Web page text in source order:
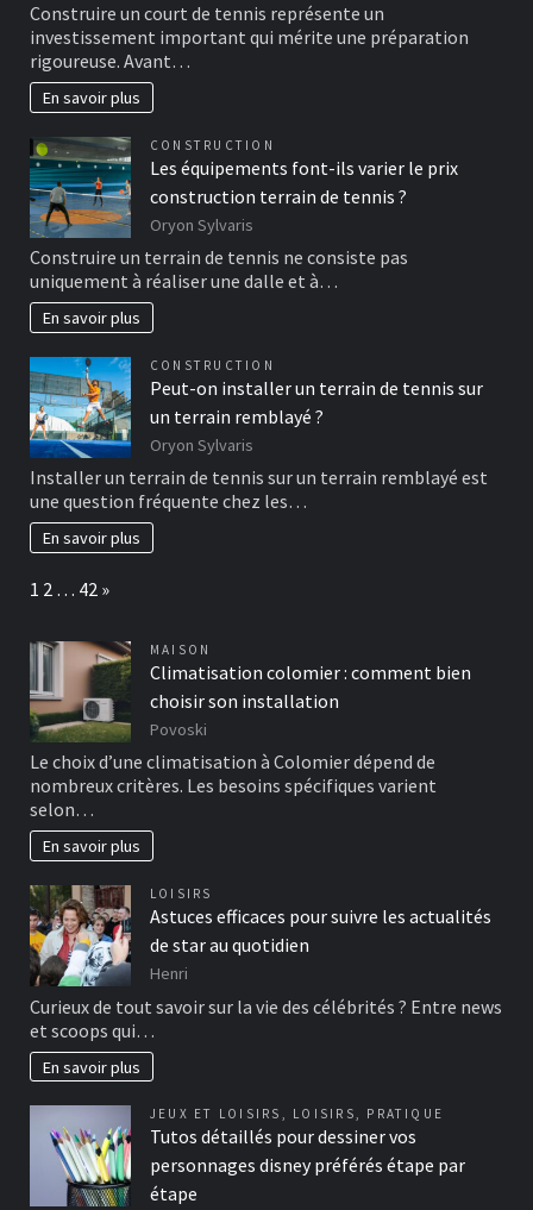
Construire un court de tennis représente un
investissement important qui mérite une préparation
rigoureuse. Avant…
En savoir plus
CONSTRUCTION
Les équipements font-ils varier le prix
construction terrain de tennis ?
Oryon Sylvaris
Construire un terrain de tennis ne consiste pas
uniquement à réaliser une dalle et à…
En savoir plus
CONSTRUCTION
Peut-on installer un terrain de tennis sur
un terrain remblayé ?
Oryon Sylvaris
Installer un terrain de tennis sur un terrain remblayé est
une question fréquente chez les…
En savoir plus
Page:
1 2 … 42 Next
»
MAISON
Climatisation colomier : comment bien
choisir son installation
Povoski
Le choix d’une climatisation à Colomier dépend de
nombreux critères. Les besoins spécifiques varient
selon…
En savoir plus
LOISIRS
Astuces efficaces pour suivre les actualités
de star au quotidien
Henri
Curieux de tout savoir sur la vie des célébrités ? Entre news
et scoops qui…
En savoir plus
JEUX ET LOISIRS , LOISIRS, PRATIQUE
Tutos détaillés pour dessiner vos
personnages disney préférés étape par
étape